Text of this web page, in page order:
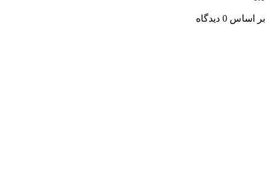
بر اساس 0 دیدگاه